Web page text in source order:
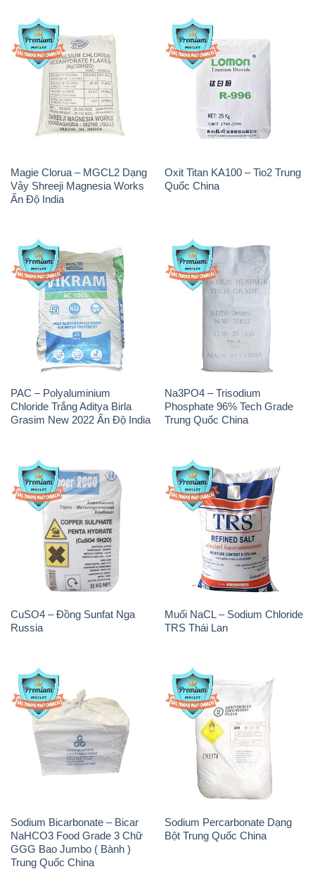
Magie Clorua – MGCL2 Dạng
Vảy Shreeji Magnesia Works
Ấn Độ India
Oxit Titan KA100 – Tio2 Trung
Quốc China
PAC – Polyaluminium
Chloride Trắng Aditya Birla
Grasim New 2022 Ấn Độ India
Na3PO4 – Trisodium
Phosphate 96% Tech Grade
Trung Quốc China
CuSO4 – Đồng Sunfat Nga
Russia
Muối NaCL – Sodium Chloride
TRS Thái Lan
Sodium Bicarbonate – Bicar
NaHCO3 Food Grade 3 Chữ
GGG Bao Jumbo ( Bành )
Trung Quốc China
Sodium Percarbonate Dạng
Bột Trung Quốc China